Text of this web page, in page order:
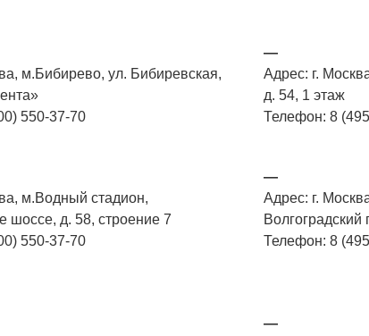
м.Бибирево, ул. Бибиревская,
550-37-70
—
Адрес: г.
д. 54, 1 этаж
Телефон: 8
м.Водный стадион,
шоссе, д. 58, строение 7
550-37-70
—
Адрес: г.
Волгоградский
Телефон: 8
—